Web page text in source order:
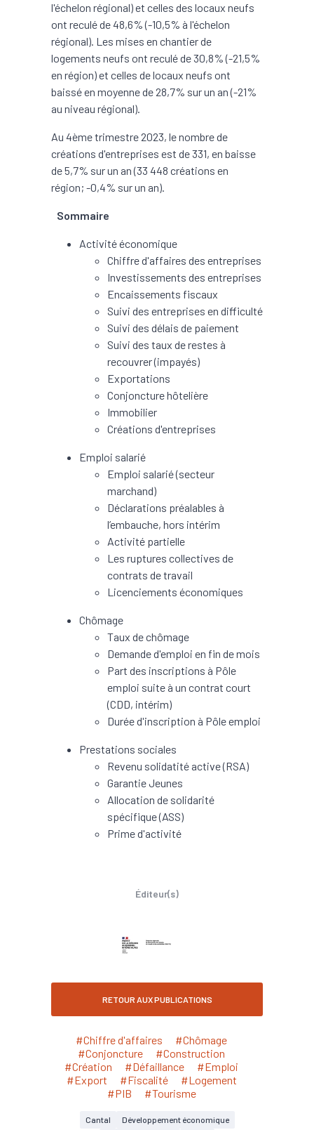
l'échelon régional) et celles des locaux neufs
ont reculé de 48,6% (-10,5% à l'échelon
régional). Les mises en chantier de
logements neufs ont reculé de 30,8% (-21,5%
en région) et celles de locaux neufs ont
baissé en moyenne de 28,7% sur un an (-21%
au niveau régional).
Au 4ème trimestre 2023, le nombre de
créations d'entreprises est de 331, en baisse
de 5,7% sur un an (33 448 créations en
région; -0,4% sur un an).
Sommaire
Activité économique
Chiffre d'affaires des entreprises
Investissements des entreprises
Encaissements fiscaux
Suivi des entreprises en difficulté
Suivi des délais de paiement
Suivi des taux de restes à
recouvrer (impayés)
Exportations
Conjoncture hôtelière
Immobilier
Créations d'entreprises
Emploi salarié
Emploi salarié (secteur
marchand)
Déclarations préalables à
l’embauche, hors intérim
Activité partielle
Les ruptures collectives de
contrats de travail
Licenciements économiques
Chômage
Taux de chômage
Demande d'emploi en fin de mois
Part des inscriptions à Pôle
emploi suite à un contrat court
(CDD, intérim)
Durée d'inscription à Pôle emploi
Prestations sociales
Revenu solidatité active (RSA)
Garantie Jeunes
Allocation de solidarité
spécifique (ASS)
Prime d'activité
Éditeur(s)
RETOUR AUX PUBLICATIONS
#Chiffre d'affaires
#Chômage
#Conjoncture
#Construction
#Création
#Défaillance
#Emploi
#Export
#Fiscalité
#Logement
#PIB
#Tourisme
Cantal Développement économique